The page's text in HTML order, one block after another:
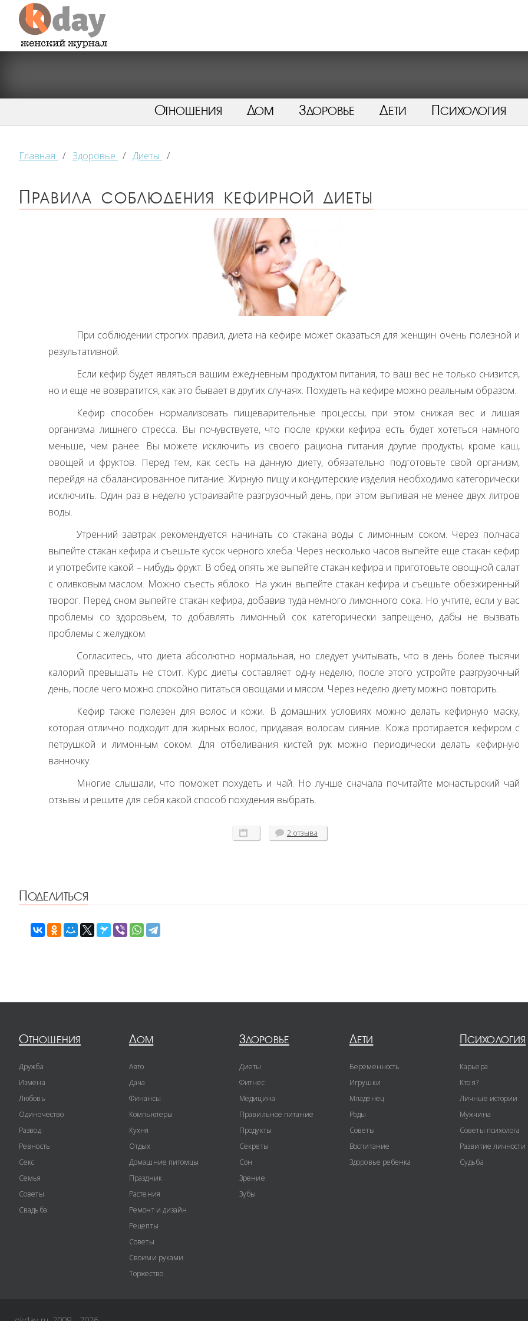
Отношения Дом Здоровье Дети Психология
Главная / Здоровье / Диеты /
Правила соблюдения кефирной диеты
При соблюдении строгих правил, диета на кефире может оказаться для женщин очень полезной и
результативной.
Если кефир будет являться вашим ежедневным продуктом питания, то ваш вес не только снизится,
но и еще не возвратится, как это бывает в других случаях. Похудеть на кефире можно реальным образом.
Кефир способен нормализовать пищеварительные процессы, при этом снижая вес и лишая
организма лишнего стресса. Вы почувствуете, что после кружки кефира есть будет хотеться намного
меньше, чем ранее. Вы можете исключить из своего рациона питания другие продукты, кроме каш,
овощей и фруктов. Перед тем, как сесть на данную диету, обязательно подготовьте свой организм,
перейдя на сбалансированное питание. Жирную пищу и кондитерские изделия необходимо категорически
исключить. Один раз в неделю устраивайте разгрузочный день, при этом выпивая не менее двух литров
воды.
Утренний завтрак рекомендуется начинать со стакана воды с лимонным соком. Через полчаса
выпейте стакан кефира и съешьте кусок черного хлеба. Через несколько часов выпейте еще стакан кефир
и употребите какой – нибудь фрукт. В обед опять же выпейте стакан кефира и приготовьте овощной салат
с оливковым маслом. Можно съесть яблоко. На ужин выпейте стакан кефира и съешьте обезжиренный
творог. Перед сном выпейте стакан кефира, добавив туда немного лимонного сока. Но учтите, если у вас
проблемы со здоровьем, то добавлять лимонный сок категорически запрещено, дабы не вызвать
проблемы с желудком.
Согласитесь, что диета абсолютно нормальная, но следует учитывать, что в день более тысячи
калорий превышать не стоит. Курс диеты составляет одну неделю, после этого устройте разгрузочный
день, после чего можно спокойно питаться овощами и мясом. Через неделю диету можно повторить.
Кефир также полезен для волос и кожи. В домашних условиях можно делать кефирную маску,
которая отлично подходит для жирных волос, придавая волосам сияние. Кожа протирается кефиром с
петрушкой и лимонным соком. Для отбеливания кистей рук можно периодически делать кефирную
ванночку.
Многие слышали, что поможет похудеть и чай. Но лучше сначала почитайте монастырский чай
отзывы и решите для себя какой способ похудения выбрать.
2 отзыва
Поделиться
Отношения
Дружба
Измена
Любовь
Одиночество
Развод
Ревность
Секс
Семья
Советы
Свадьба
Дом
Авто
Дача
Финансы
Компьютеры
Кухня
Отдых
Домашние питомцы
Праздник
Растения
Ремонт и дизайн
Рецепты
Советы
Своими руками
Торжество
Здоровье
Диеты
Фитнес
Медицина
Правильное питание
Продукты
Секреты
Сон
Зрение
Зубы
Дети
Беременность
Игрушки
Младенец
Роды
Советы
Воспитание
Здоровье ребенка
Психология
Карьера
Кто я?
Личные истории
Мужчина
Советы психолога
Развитие личности
Судьба